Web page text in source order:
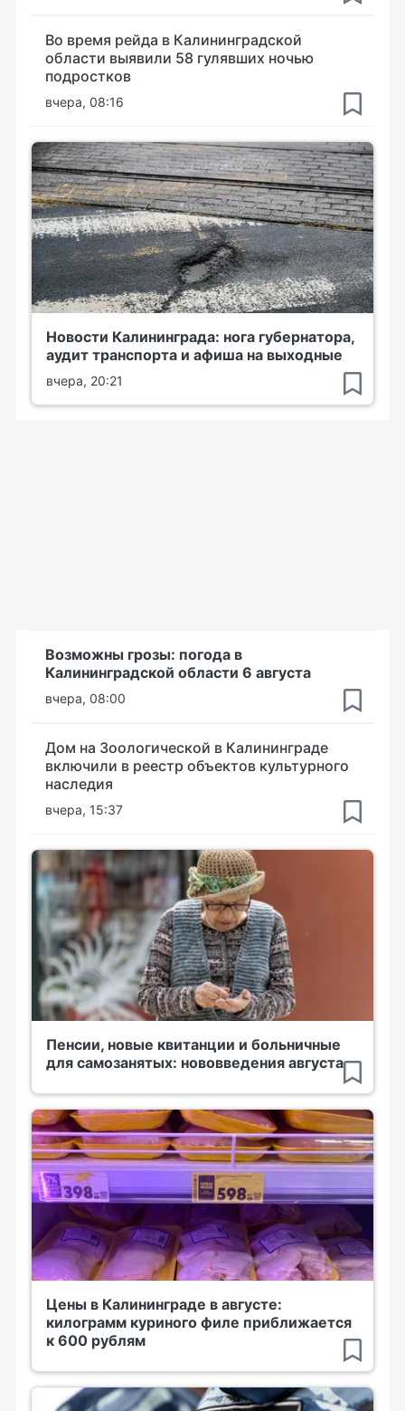
Во время рейда в Калининградской
области выявили 58 гулявших ночью
подростков
вчера, 08:16
Новости Калининграда: нога губернатора,
аудит транспорта и афиша на выходные
вчера, 20:21
Возможны грозы: погода в
Калининградской области 6 августа
вчера, 08:00
Дом на Зоологической в Калининграде
включили в реестр объектов культурного
наследия
вчера, 15:37
Пенсии, новые квитанции и больничные
для самозанятых: нововведения августа
Цены в Калининграде в августе:
килограмм куриного филе приближается
к 600 рублям